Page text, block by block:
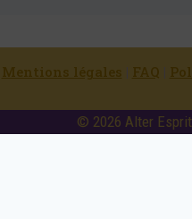
Mentions légales | FAQ |
© 2026 Alter